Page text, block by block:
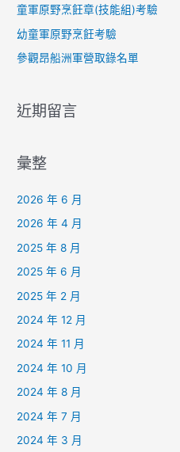
童軍原野烹飪章(技能組)考驗
幼童軍原野烹飪考驗
參觀昂船洲軍營取錄名單
近期留言
彙整
2026 年 6 月
2026 年 4 月
2025 年 8 月
2025 年 6 月
2025 年 2 月
2024 年 12 月
2024 年 11 月
2024 年 10 月
2024 年 8 月
2024 年 7 月
2024 年 3 月